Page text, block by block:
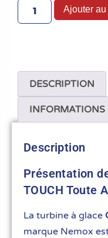
Ajouter
DESCRIPTION
INFORMATIONS
Description
Présentation
TOUCH Toute
La turbine à glace
marque Nemox